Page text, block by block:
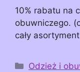
10% rabatu na
obuwniczego.
cały
Kategorie
Odzież i